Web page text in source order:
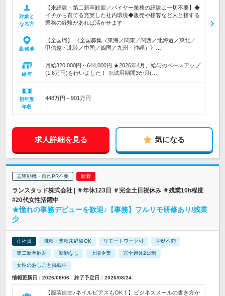
対象と
なる方
【未経験・第二新卒歓迎／バイヤー業務の経験は一切不要】◆
イチから育てる充実した社内環境◆販売や接客など人と接する
業務の経験があれば活かせます
勤務地
【全国職】 《全国募集（東海／関東／関西／北海道／東北／
甲信越・北陸／中国／四国／九州・沖縄）》…
給与
月給320,000円～644,000円 ★2026年4月、給与のベースアップ
(1.6万円)を行いました！ ※試用期間3か月(…
初年度
年収
448万円～901万円
求人詳細を見る 気になる
志望動機・自己PR不要
ランスタッド株式会社 | ＃年休123日 ＃完全土日祝休み ＃残業10h程度
#20代女性活躍中
★憧れの事務デビューを歓迎♪【事務】フルリモ研修あり/残業
少
正社員 職種・業種未経験OK リモートワーク可 学歴不問
第二新卒歓迎 転勤なし 上場企業 完全週休2日制
女性のおしごと掲載中
情報更新日：2026/08/06 終了予定日：2026/08/24
【服装自由♪ネイルピアスもOK！】ビジネスメールの書き方か